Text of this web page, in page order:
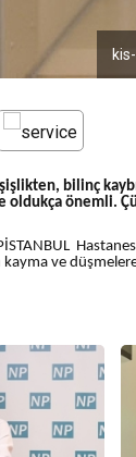
şişlikten, bilinç
oldukça önemli.
ve